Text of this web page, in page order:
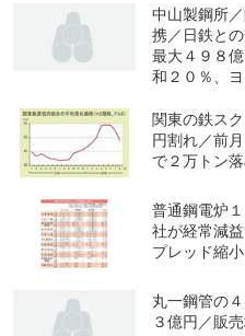
中山製鋼所
携／日鉄と
最大４９８
和２０％、
関東の鉄ス
円割れ／前
で２万トン
普通鋼電炉
社が経常減
プレッド縮小
丸一鋼管の
３億円／販